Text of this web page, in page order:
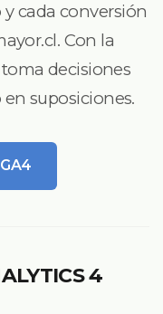
cada conversión
Con la
decisiones
suposiciones.
4